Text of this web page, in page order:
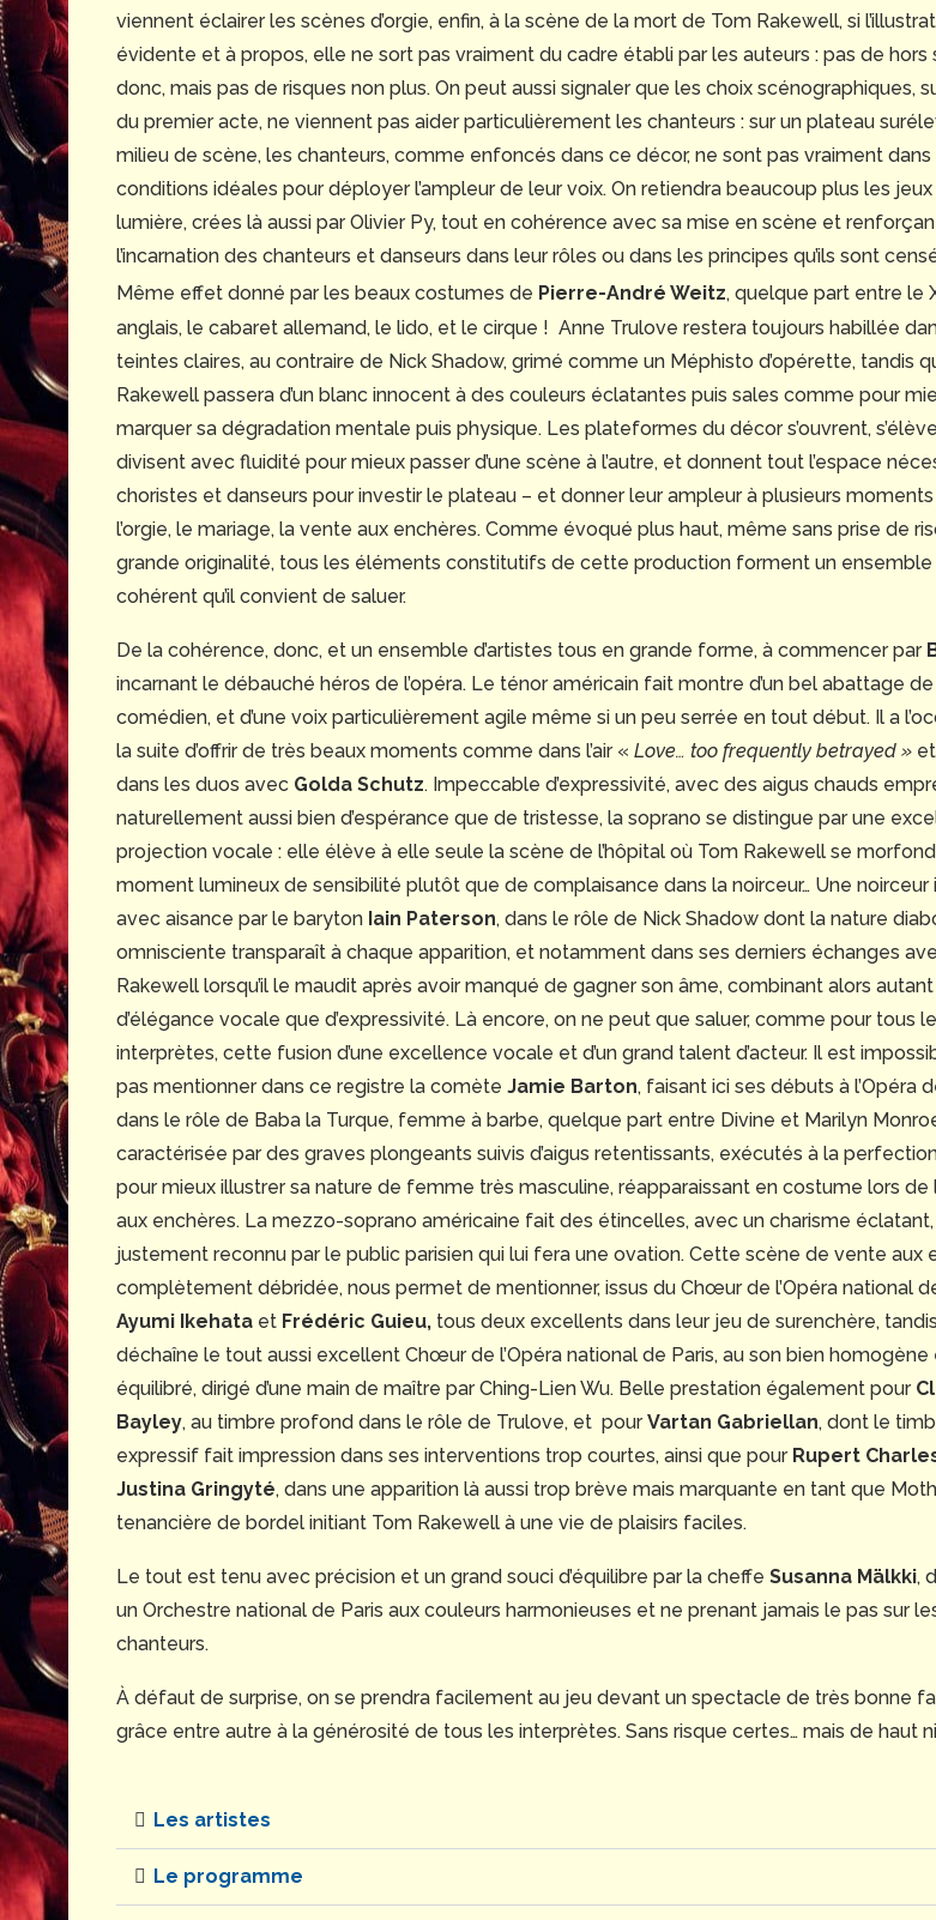
viennent éclairer les scènes d’orgie, enfin, à la scène de la mort de Tom Rakewell, si
évidente et à propos, elle ne sort pas vraiment du cadre établi par les auteurs : pas de hors
donc, mais pas de risques non plus. On peut aussi signaler que les choix scénographiques,
du premier acte, ne viennent pas aider particulièrement les chanteurs : sur un plateau
milieu de scène, les chanteurs, comme enfoncés dans ce décor, ne sont pas vraiment dans
conditions idéales pour déployer l’ampleur de leur voix. On retiendra beaucoup plus les
lumière, crées là aussi par Olivier Py, tout en cohérence avec sa mise en scène et
l’incarnation des chanteurs et danseurs dans leur rôles ou dans les principes qu’ils sont
Même effet donné par les beaux costumes de Pierre-André Weitz, quelque part entre le
anglais, le cabaret allemand, le lido, et le cirque ! Anne Trulove restera toujours habillée
teintes claires, au contraire de Nick Shadow, grimé comme un Méphisto d’opérette, tandis
Rakewell passera d’un blanc innocent à des couleurs éclatantes puis sales comme pour
marquer sa dégradation mentale puis physique. Les plateformes du décor s’ouvrent,
divisent avec fluidité pour mieux passer d’une scène à l’autre, et donnent tout l’espace
choristes et danseurs pour investir le plateau – et donner leur ampleur à plusieurs
l’orgie, le mariage, la vente aux enchères. Comme évoqué plus haut, même sans prise de
grande originalité, tous les éléments constitutifs de cette production forment un ensemble
cohérent qu’il convient de saluer.
De la cohérence, donc, et un ensemble d’artistes tous en grande forme, à commencer par
incarnant le débauché héros de l’opéra. Le ténor américain fait montre d’un bel abattage de
comédien, et d’une voix particulièrement agile même si un peu serrée en tout début. Il a
la suite d’offrir de très beaux moments comme dans l’air « Love… too frequently betrayed »
dans les duos avec Golda Schutz. Impeccable d’expressivité, avec des aigus chauds
naturellement aussi bien d’espérance que de tristesse, la soprano se distingue par une
projection vocale : elle élève à elle seule la scène de l’hôpital où Tom Rakewell se
moment lumineux de sensibilité plutôt que de complaisance dans la noirceur… Une noirceur
avec aisance par le baryton Iain Paterson, dans le rôle de Nick Shadow dont la nature
omnisciente transparaît à chaque apparition, et notamment dans ses derniers échanges
Rakewell lorsqu’il le maudit après avoir manqué de gagner son âme, combinant alors autant
d’élégance vocale que d’expressivité. Là encore, on ne peut que saluer, comme pour tous
interprètes, cette fusion d’une excellence vocale et d’un grand talent d’acteur. Il est
pas mentionner dans ce registre la comète Jamie Barton, faisant ici ses débuts à l’Opéra
dans le rôle de Baba la Turque, femme à barbe, quelque part entre Divine et Marilyn
caractérisée par des graves plongeants suivis d’aigus retentissants, exécutés à la
pour mieux illustrer sa nature de femme très masculine, réapparaissant en costume lors de
aux enchères. La mezzo-soprano américaine fait des étincelles, avec un charisme éclatant,
justement reconnu par le public parisien qui lui fera une ovation. Cette scène de vente aux
complètement débridée, nous permet de mentionner, issus du Chœur de l’Opéra national
Ayumi Ikehata et Frédéric Guieu, tous deux excellents dans leur jeu de surenchère,
déchaîne le tout aussi excellent Chœur de l’Opéra national de Paris, au son bien homogène
équilibré, dirigé d’une main de maître par Ching-Lien Wu. Belle prestation également pour
Bayley, au timbre profond dans le rôle de Trulove, et pourVartan Gabriellan, dont le
expressif fait impression dans ses interventions trop courtes, ainsi que pour Rupert
Justina Gringyté, dans une apparition là aussi trop brève mais marquante en tant que
tenancière de bordel initiant Tom Rakewell à une vie de plaisirs faciles.
Le tout est tenu avec précision et un grand souci d’équilibre par la cheffe Susanna Mälkki,
un Orchestre national de Paris aux couleurs harmonieuses et ne prenant jamais le pas sur
chanteurs.
À défaut de surprise, on se prendra facilement au jeu devant un spectacle de très bonne
grâce entre autre à la générosité de tous les interprètes. Sans risque certes… mais de haut
Les artistes
Le programme